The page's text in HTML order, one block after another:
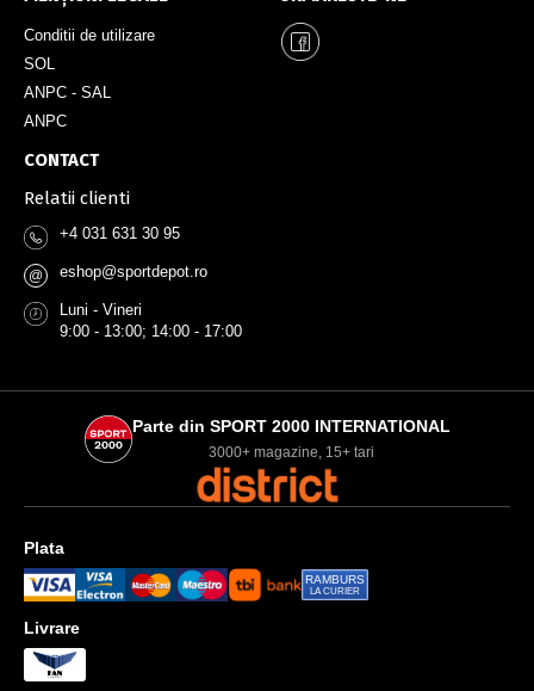
Conditii de utilizare
SOL
ANPC - SAL
ANPC
CONTACT
Relatii clienti
+4 031 631 30 95
@ eshop@sportdepot.ro
Luni - Vineri
9:00 - 13:00; 14:00 - 17:00
Parte din SPORT 2000 INTERNATIONAL
3000+ magazine, 15+ tari
Plata
RAMBURS
LA CURIER
Livrare